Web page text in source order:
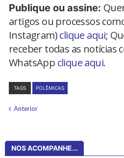
Publique ou assine:
artigos ou processos
Instagram)clique aqui;
receber todas as notícias
WhatsApp clique aqui.
TAGS POLÊMICAS
Anterior
NOS ACOMPANHE...